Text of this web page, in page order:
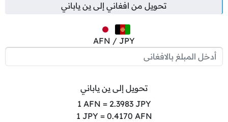
تحويل من افغاني إلىين ياباني
AFN / JPY
تحويل إلى ين ياباني
1 AFN = 2.3983JPY
1 JPY = 0.4170 AFN